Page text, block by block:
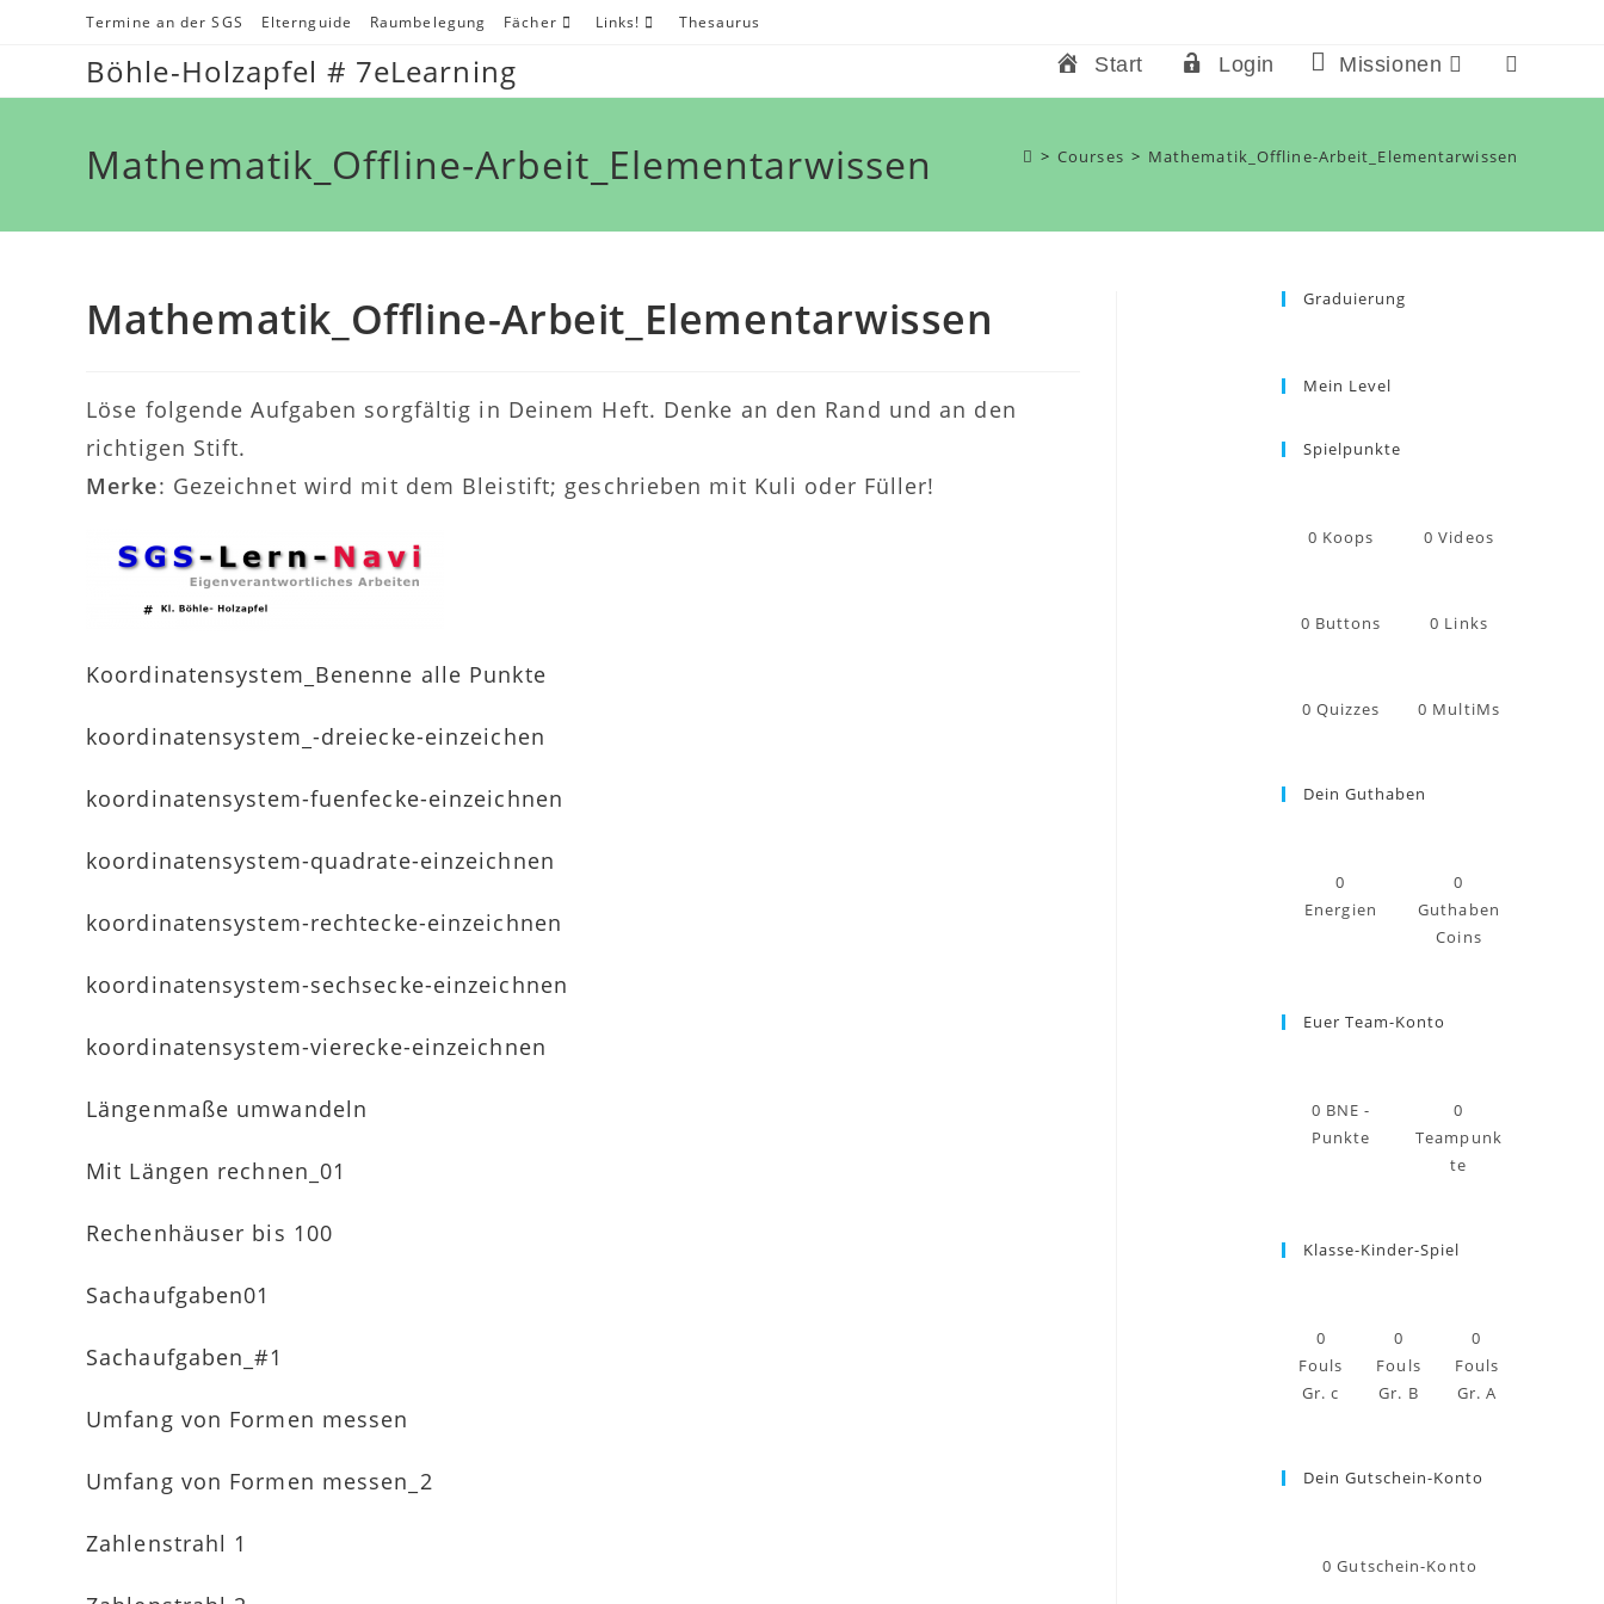
Termine an der SGS Elternguide Raumbelegung Fächer Links! Thesaurus
Böhle-Holzapfel # 7eLearning Start Login Missionen
Suche
Mathematik_Offline-Arbeit_Elementarwissen > Courses > Mathematik_Offline-Arbeit_Elementarwissen
Mathematik_Offline-Arbeit_Elementarwissen
Löse folgende Aufgaben sorgfältig in Deinem Heft. Denke an den Rand und an den
richtigen Stift.
Merke: Gezeichnet wird mit dem Bleistift; geschrieben mit Kuli oder Füller!
Koordinatensystem_Benenne alle Punkte
koordinatensystem_-dreiecke-einzeichen
koordinatensystem-fuenfecke-einzeichnen
koordinatensystem-quadrate-einzeichnen
koordinatensystem-rechtecke-einzeichnen
koordinatensystem-sechsecke-einzeichnen
koordinatensystem-vierecke-einzeichnen
Längenmaße umwandeln
Mit Längen rechnen_01
Rechenhäuser bis 100
Sachaufgaben01
Sachaufgaben_#1
Umfang von Formen messen
Umfang von Formen messen_2
Zahlenstrahl 1
Graduierung
Mein Level
Spielpunkte
0 Koops 0 Videos
0 Buttons 0 Links
0 Quizzes 0 MultiMs
Dein Guthaben
0
Energien
0
Guthaben
Coins
Euer Team-Konto
0 BNE -
Punkte
0
Teampunk
te
Klasse-Kinder-Spiel
0
Fouls
Gr. c
0
Fouls
Gr. B
0
Fouls
Gr. A
Dein Gutschein-Konto
0 Gutschein-Konto